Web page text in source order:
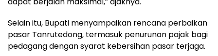
Selain itu, Bupati menyampaikan rencana perbaikan
pasar Tanrutedong, termasuk penurunan pajak bagi
pedagang dengan syarat kebersihan pasar terjaga.